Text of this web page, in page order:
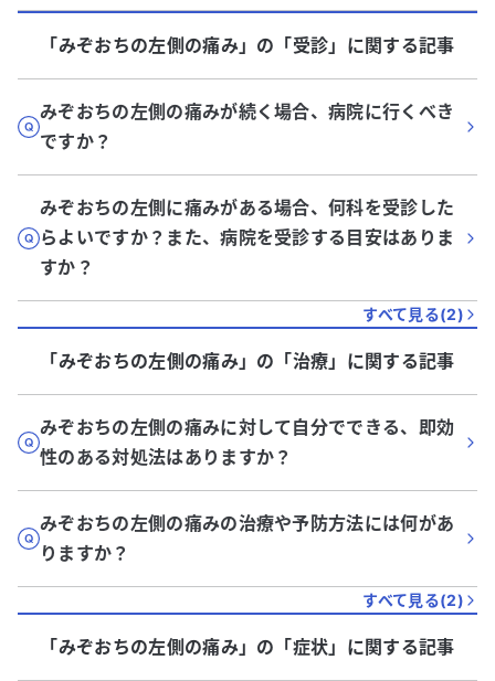
「みぞおちの左側の痛み」 の「受診」に関する記事
みぞおちの左側の痛みが続く場合、病院に行くべき
ですか？
みぞおちの左側に痛みがある場合、何科を受診した
らよいですか？また、病院を受診する目安はありま
すか？
すべて見る(2)
「みぞおちの左側の痛み」 の「治療」に関する記事
みぞおちの左側の痛みに対して自分でできる、即効
性のある対処法はありますか？
みぞおちの左側の痛みの治療や予防方法には何があ
りますか？
すべて見る(2)
「みぞおちの左側の痛み」 の「症状」に関する記事